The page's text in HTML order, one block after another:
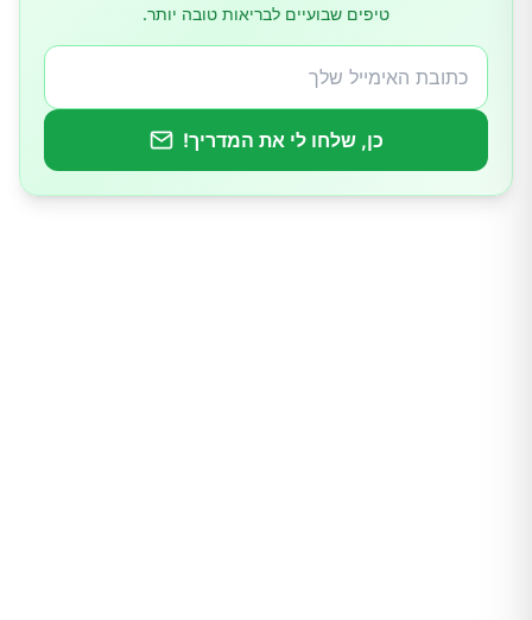
עשו הערכת מצב לתזונה שלכם
סיכום
טיפים שבועיים לבריאות טובה יותר.
כן, שלחו לי את המדריך!